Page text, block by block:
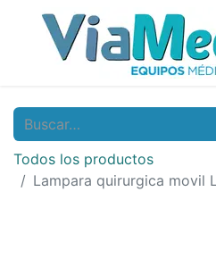
Todos los productos
Lampara quirurgica movil